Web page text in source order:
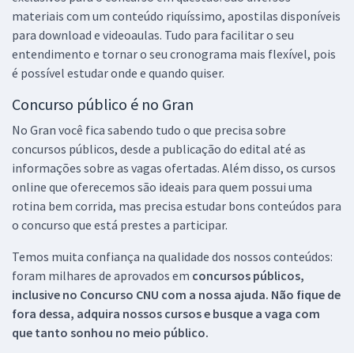
materiais com um conteúdo riquíssimo, apostilas disponíveis
para download e videoaulas. Tudo para facilitar o seu
entendimento e tornar o seu cronograma mais flexível, pois
é possível estudar onde e quando quiser.
Concurso público é no Gran
No Gran você fica sabendo tudo o que precisa sobre
concursos públicos, desde a publicação do edital até as
informações sobre as vagas ofertadas. Além disso, os cursos
online que oferecemos são ideais para quem possui uma
rotina bem corrida, mas precisa estudar bons conteúdos para
o concurso que está prestes a participar.
Temos muita confiança na qualidade dos nossos conteúdos:
foram milhares de aprovados em concursos públicos,
inclusive no Concurso CNU com a nossa ajuda. Não fique de
fora dessa, adquira nossos cursos e busque a vaga com
que tanto sonhou no meio público.